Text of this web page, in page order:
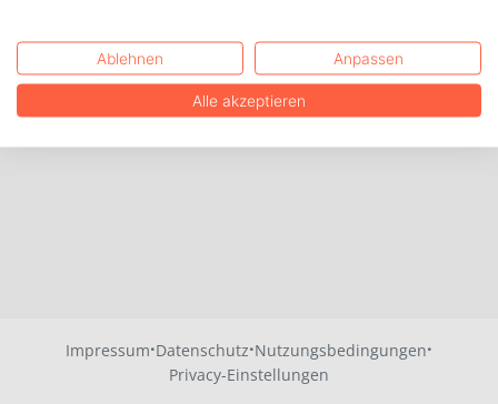
Impressum·Datenschutz·Nutzungsbedingungen·
Privacy-Einstellungen
Ablehnen Anpassen
Alle akzeptieren